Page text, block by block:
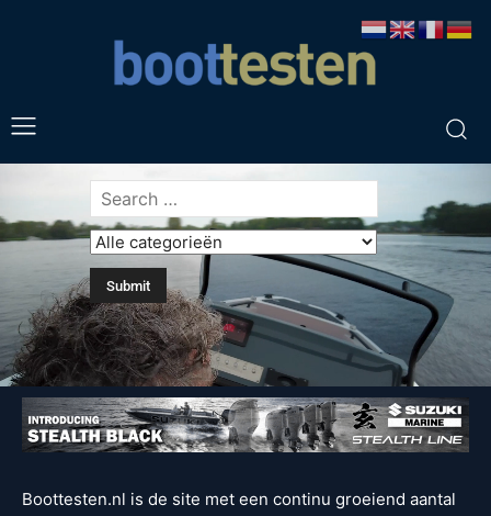
Boottesten.nl is de site met een continu groeiend aantal